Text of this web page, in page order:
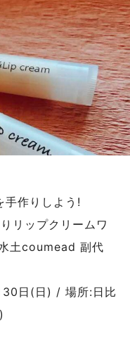
手作りしよう!
リップクリームワ
土coumead 副代
30日(日) / 場所:日比